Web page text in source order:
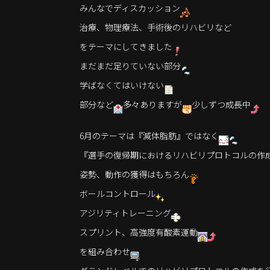
みんなでディスカッション
治療、物理療法、手術後のリハビリなど
をテーマにしてきました
まだまだ足りていない部分
学ばなくてはいけない
部分など
多々ありますが 少しずつ成長中
6月のテーマは『減体脂肪』ではなく
『選手の復帰期におけるリハビリプロトコルの作
姿勢、動作の獲得はもちろん
ボールコントロール
アジリティトレーニング
スプリント、高強度有酸素運動
を組み合わせ